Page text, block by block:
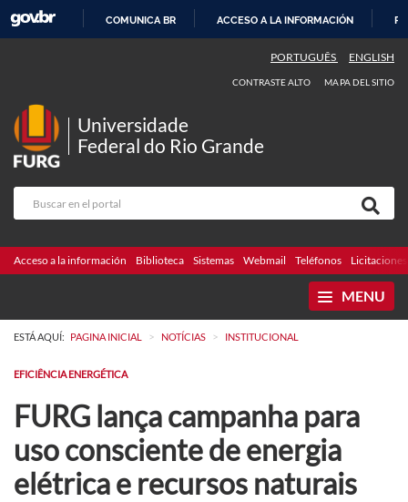
CONTENIDO
COMUNICA BR ACCESO A LA INFORMACIÓN
PORTUGUÊS ENGLISH
CONTRASTE ALTO MAPA DEL SITIO
Universidade
Federal do Rio Grande
Acceso a la información Biblioteca Sistemas Webmail Teléfonos Licitaciones
MENU
ESTÁ AQUÍ: PAGINA INICIAL > NOTÍCIAS > INSTITUCIONAL
EFICIÊNCIA ENERGÉTICA
FURG lança campanha para
uso consciente de energia
elétrica e recursos naturais